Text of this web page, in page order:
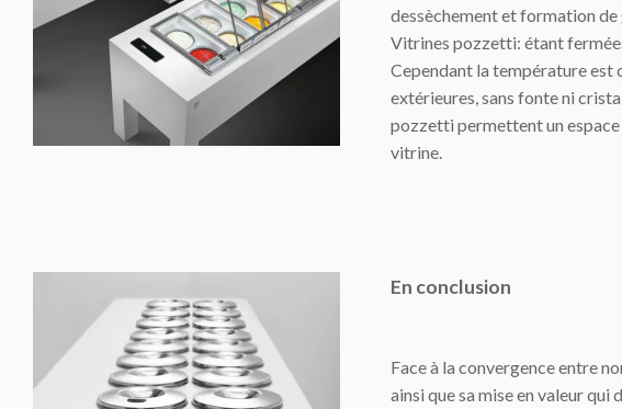
dessèchement et formation
Vitrines pozzetti: étant
Cependant la température est
extérieures, sans fonte ni
pozzetti permettent un
vitrine.
En conclusion
Face à la convergence entre
ainsi que sa mise en valeur